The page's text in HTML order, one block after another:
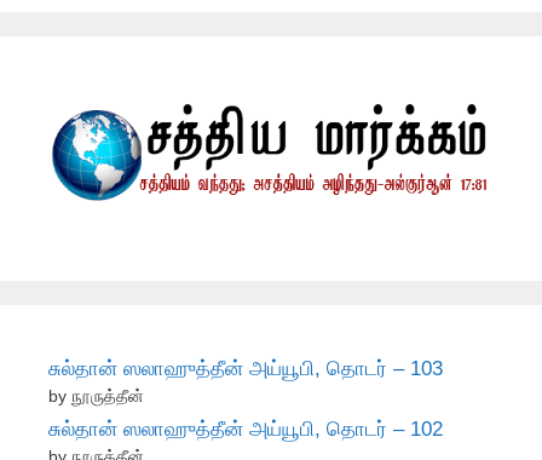
சுல்தான் ஸலாஹுத்தீன் அய்யூபி, தொடர் – 103
by நூருத்தீன்
சுல்தான் ஸலாஹுத்தீன் அய்யூபி, தொடர் – 102
by நூருத்தீன்